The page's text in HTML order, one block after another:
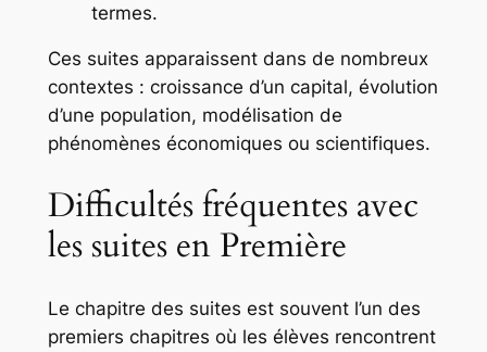
termes.
Ces suites apparaissent dans de nombreux
contextes : croissance d’un capital, évolution
d’une population, modélisation de
phénomènes économiques ou scientifiques.
Difficultés fréquentes avec
les suites en Première
Le chapitre des suites est souvent l’un des
premiers chapitres où les élèves rencontrent